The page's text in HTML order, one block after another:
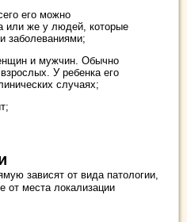
его можно
или же у людей, которые
заболеваниями;
и мужчин. Обычно
У ребенка его
случаях;
зависят от вида патологии,
от места локализации